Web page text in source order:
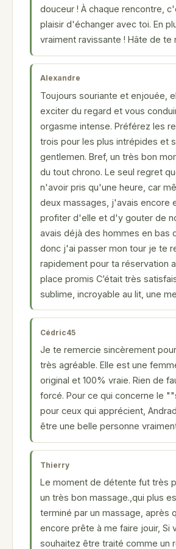
douceur ! À chaque rencontre,
plaisir d'échanger avec toi. En
vraiment ravissante ! Hâte de te
Alexandre
Toujours souriante et enjouée,
exciter du regard et vous
orgasme intense. Préférez les
trois pour les plus intrépides et
gentlemen. Bref, un très bon
du tout chrono. Le seul regret
n'avoir pris qu'une heure, car
deux massages, j'avais encore
profiter d'elle et d'y gouter de
avais déjà des hommes en bas
donc j'ai passer mon tour je te
rapidement pour ta réservation
place promis C’était très
sublime, incroyable au lit, une
Cédric45
Je te remercie sincèrement
très agréable. Elle est une
original et 100% vraie. Rien de
forcé. Pour ce qui concerne le
pour ceux qui apprécient,
être une belle personne
Thierry
Le moment de détente fut très
un très bon massage.,qui plus
terminé par un massage, après
encore prête à me faire jouir, Si
souhaitez être traité comme un